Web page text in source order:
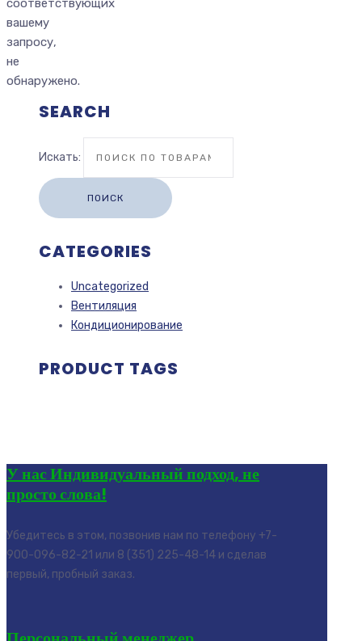
соответствующих
вашему
запросу,
не
обнаружено.
SEARCH
Искать:
ПОИСК
CATEGORIES
Uncategorized
Вентиляция
Кондиционирование
PRODUCT TAGS
У нас Индивидуальный подход, не
просто слова!
Убедитесь в этом, позвонив нам по телефону +7-
900-096-82-21 или 8 (351) 225-48-14 и сделав
первый, пробный заказ.